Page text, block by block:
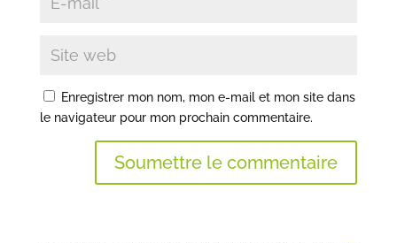
Enregistrer mon nom, mon e-mail et mon site dans
le navigateur pour mon prochain commentaire.
Soumettre le commentaire